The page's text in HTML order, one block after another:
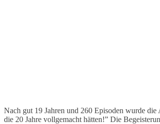
Nach gut 19 Jahren und 260 Episoden wurde
die 20 Jahre vollgemacht hätten!” Die